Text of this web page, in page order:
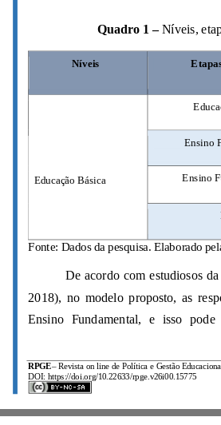
RPGE–
DOI: https://doi.org/10.22633/rpge.v26i00.15775
Quadro 1 –
Níveis
Educação Básica